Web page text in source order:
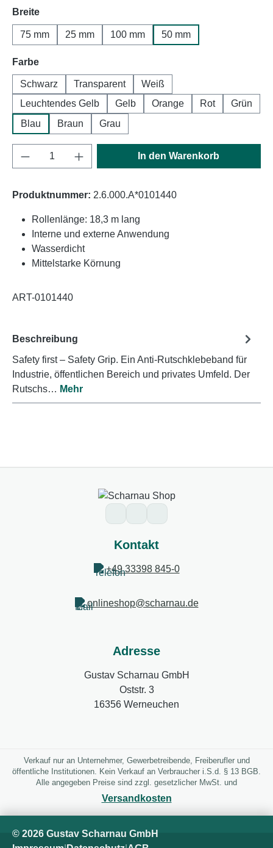
Breiteauswählen
75 mm 25 mm 100 mm 50 mm
Farbeauswählen
Schwarz Transparent
Weiß
Leuchtendes Gelb
Gelb Orange Rot
Grün
Blau
Braun Grau
Produkt Anzahl: Gib den gewünschten
In den Warenkorb
Produktnummer: 2.6.000.A*0101440
Rollenlänge: 18,3 m lang
Interne und externe Anwendung
Wasserdicht
Mittelstarke Körnung
ART-0101440
Beschreibung
Safety first – Safety Grip. Ein Anti-Rutschklebeband für
Industrie, öffentlichen Bereich und privates Umfeld. Der
Rutschs… Mehr
Kontakt
+49 33398 845-0
onlineshop@scharnau.de
Adresse
Gustav Scharnau GmbH
Oststr. 3
16356 Werneuchen
Verkauf nur an Unternehmer, Gewerbetreibende, Freiberufler und
öffentliche Institutionen. Kein Verkauf an Verbraucher i.S.d. § 13 BGB.
Alle angegeben Preise sind zzgl. gesetzlicher MwSt. und
Versandkosten
© 2026 Gustav Scharnau GmbH